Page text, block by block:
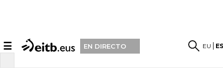
☰ EN DIRECTO EU